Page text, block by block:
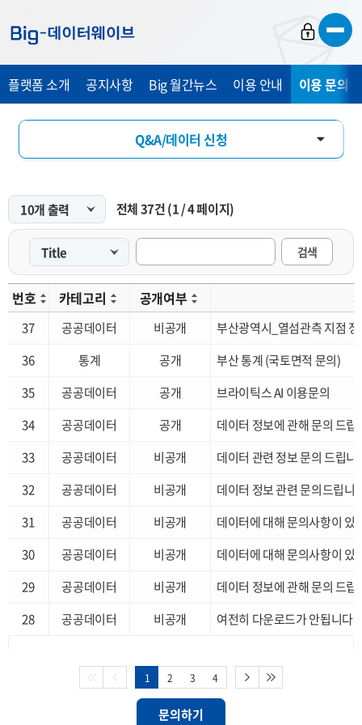
가
기
가
기
가
기
플랫폼 소개 공지사항 Big 월간뉴스 이용 안내 이용 문의
Q&A/데이터 신청
개선 요청
전체37건(1/4페이지)
검색
번호 카테고리 공개여부
37 공공데이터 비공개
부산광역시_열섬관측 지점
36
통계 공개
부산 통계 (국토면적 문의)
35
공공데이터 공개
브라이틱스 AI 이용문의
34
공공데이터 공개
데이터 정보에 관해 문의 드립
33
공공데이터 비공개
데이터 관련 정보 문의 드립니
32
공공데이터 비공개
데이터 정보 관련 문의드립니
31
공공데이터 비공개
데이터에 대해 문의사항이 있
30
공공데이터 비공개
데이터에 대해 문의사항이 있
29
공공데이터 비공개
데이터 정보에 관해 문의 드립
28
공공데이터 비공개 여전히 다운로드가 안됩니다
1 2 3 4
문의하기